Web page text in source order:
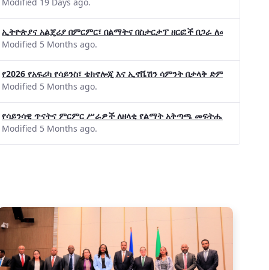
ኢትዮጵያና አልጄሪያ በምርምር፣ በልማትና በስታርታፕ ዘርፎች በጋራ ለመስራት መከሩ፡፡
Modified 5 Months ago.
የ2026 የአፍሪካ የሳይንስ፣ ቴክኖሎጂ እና ኢኖቬሽን ሳምንት በታላቅ ድምቀት
Modified 5 Months ago.
የሳይንሳዊ ጥናትና ምርምር ሥራዎች ለዘላቂ የልማት አቅጣጫ መፍትሔ ጠቋሚ
Modified 5 Months ago.